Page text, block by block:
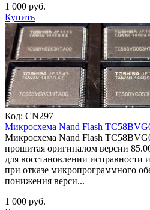
1 000 руб.
Купить
Код: CN297
Микросхема Nand Flash
Микросхема Nand Flash
прошитая оригиналом версии
для восстановлении
при отказе микропрограммного
понижения верси...
1 000 руб.